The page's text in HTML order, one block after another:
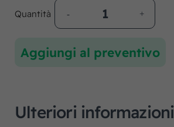
Quantità
Aggiungi al preventivo
Ulteriori informazioni